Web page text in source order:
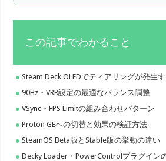
この記事でわかること
Steam Deck OLEDでティアリングが発生
90Hz・VRR設定の最適なバランス調整
VSync・FPS Limitの組み合わせパターン
Proton GEへの切替と効果の検証方法
SteamOS Beta版とStable版の挙動の違い
Decky Loader・PowerControlプラグイン